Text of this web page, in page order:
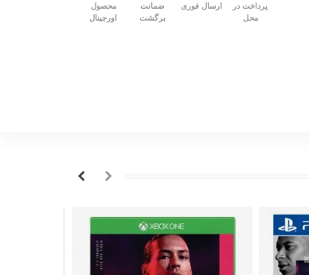
پرداخت در
محل
ارسال فوری
ضمانت
برگشت
محصول
اورجینال